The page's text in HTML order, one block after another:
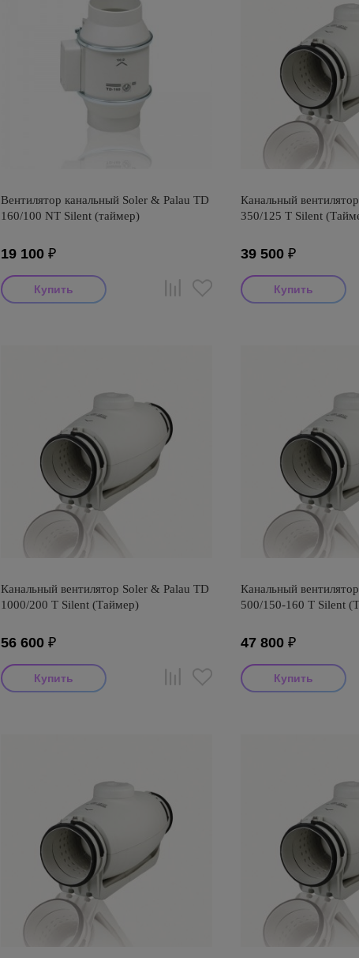
Вентилятор канальный Soler & Palau TD
160/100 NT Silent (таймер)
19 100₽
Канальный
350/125 T Silent
39 500 ₽
Канальный вентилятор Soler & Palau TD
1000/200 T Silent (Таймер)
56 600₽
Канальный
500/150-160 T Silent
47 800 ₽